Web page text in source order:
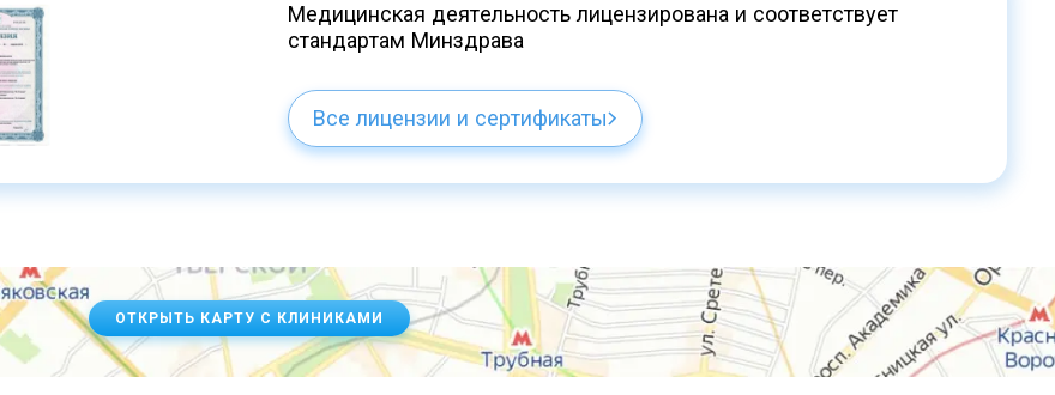
Медицинская деятельность лицензирована и соответствует
стандартам Минздрава
Все лицензии и сертификаты
ОТКРЫТЬ КАРТУ С КЛИНИКАМИ